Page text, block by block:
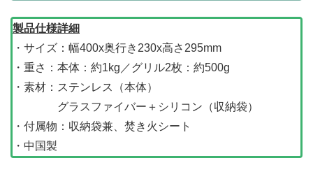
製品仕様詳細
・サイズ：幅400x奥行き230x高さ295mm
・重さ：本体：約1kg／グリル2枚：約500g
・素材：ステンレス（本体）
グラスファイバー＋シリコン（収納袋）
・付属物：収納袋兼、焚き火シート
・中国製